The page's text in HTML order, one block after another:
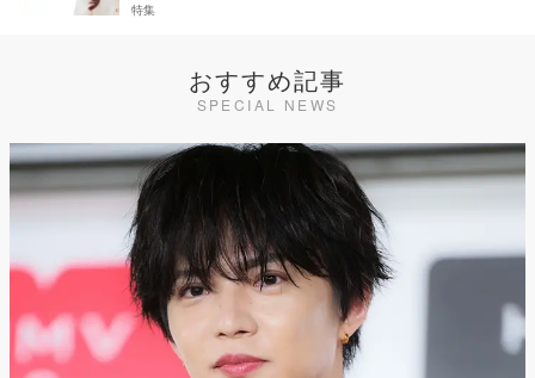
特集
おすすめ記事
SPECIAL NEWS